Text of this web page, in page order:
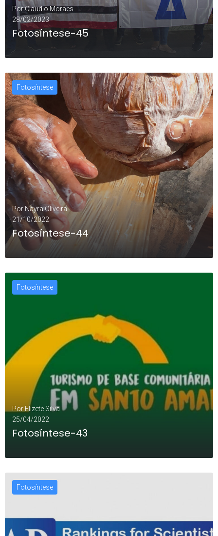
PorClaudio Moraes
28/02/2023
Fotosíntese-45
LEIA MAIS 0
Fotosíntese
Por Nayra Oliveira
21/10/2022
Fotosíntese-44
Fotosíntese
PorElizete Silva
25/04/2022
Fotosíntese-43
LEIA MAIS
Fotosíntese